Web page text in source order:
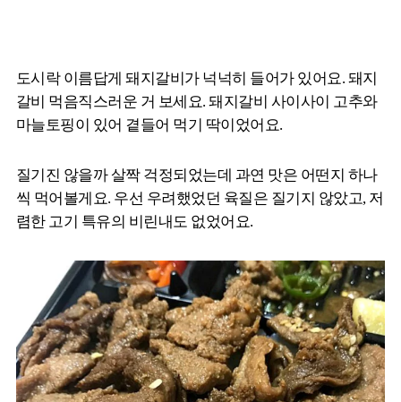
도시락 이름답게 돼지갈비가 넉넉히 들어가 있어요. 돼지
갈비 먹음직스러운 거 보세요. 돼지갈비 사이사이 고추와
마늘토핑이 있어 곁들어 먹기 딱이었어요.
질기진 않을까 살짝 걱정되었는데 과연 맛은 어떤지 하나
씩 먹어볼게요. 우선 우려했었던 육질은 질기지 않았고, 저
렴한 고기 특유의 비린내도 없었어요.